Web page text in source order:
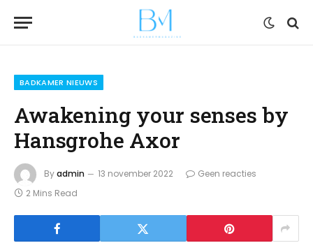
BADKAMER NIEUWS
Awakening your senses by
Hansgrohe Axor
Byadmin 13 november 2022
Geen reacties
2 Mins Read